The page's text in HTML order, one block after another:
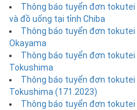
Thông báo tuyển đơn
và đồ uống tại tỉnh Chiba
Thông báo tuyển đơn tokutei
Okayama
Thông báo tuyển đơn tokutei
Tokushima
Thông báo tuyển đơn
Tokushima (171.2023)
Thông báo tuyển đơn tokutei